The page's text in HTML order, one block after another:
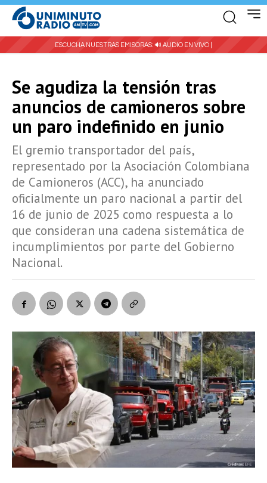
ESCUCHA NUESTRAS EMISORAS: 🔊 AUDIO EN VIVO |
Se agudiza la tensión tras
anuncios de camioneros sobre
un paro indefinido en junio
El gremio transportador del país,
representado por la Asociación Colombiana
de Camioneros (ACC), ha anunciado
oficialmente un paro nacional a partir del
16 de junio de 2025 como respuesta a lo
que consideran una cadena sistemática de
incumplimientos por parte del Gobierno
Nacional.